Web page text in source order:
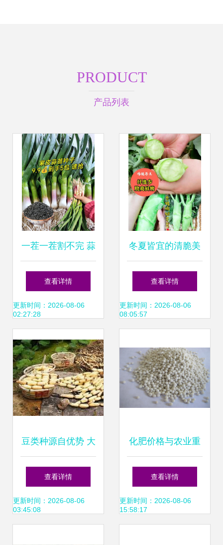
PRODUCT
产品列表
一茬一茬割不完 蒜
苗的四季种植指南
查看详情
更新时间：2026-08-06
02:27:28
冬夏皆宜的清脆美
味 鸡腿芥兰，打造
您的四季私家菜园
查看详情
更新时间：2026-08-06
08:05:57
豆类种源自优势 大
丰宝青育丰年
查看详情
更新时间：2026-08-06
03:45:08
化肥价格与农业重
要性 现代粮食生产
的命脉
查看详情
更新时间：2026-08-06
15:58:17